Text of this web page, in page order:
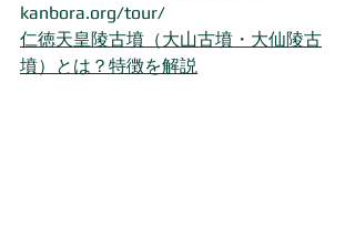
kanbora.org/tour/
仁徳天皇陵古墳（大山古墳・大仙陵古
墳）とは？特徴を解説